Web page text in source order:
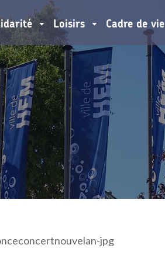
Loisirs Cadre de vie
jpg